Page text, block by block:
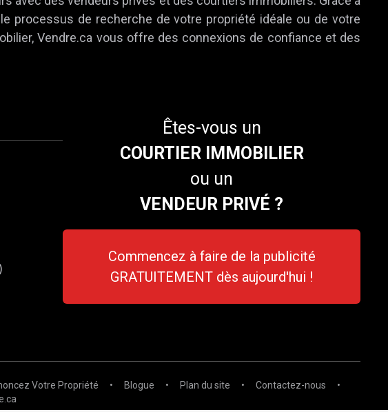
processus de recherche de votre propriété idéale ou de votre
Vendre.ca vous offre des connexions de confiance et des
Êtes-vous un
COURTIER IMMOBILIER
ou un
VENDEUR PRIVÉ ?
Commencez à faire de la publicité
GRATUITEMENT dès aujourd'hui !
Votre Propriété • Blogue • Plan du site • Contactez-nous
•